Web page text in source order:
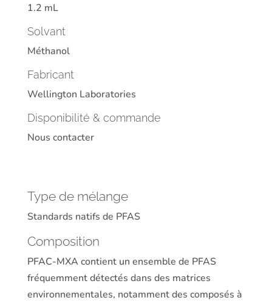
1.2 mL
Solvant
Méthanol
Fabricant
Wellington Laboratories
Disponibilité & commande
Nous contacter
Type de mélange
Standards natifs de PFAS
Composition
PFAC-MXA contient un ensemble de PFAS
fréquemment détectés dans des matrices
environnementales, notamment des composés à